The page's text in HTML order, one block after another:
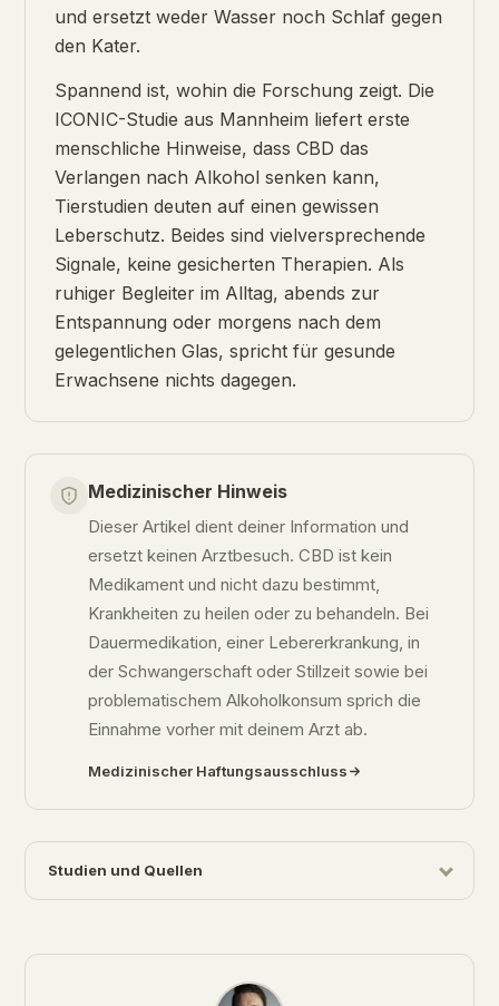
und ersetzt weder Wasser noch Schlaf gegen
den Kater.
Spannend ist, wohin die Forschung zeigt. Die
ICONIC-Studie aus Mannheim liefert erste
menschliche Hinweise, dass CBD das
Verlangen nach Alkohol senken kann,
Tierstudien deuten auf einen gewissen
Leberschutz. Beides sind vielversprechende
Signale, keine gesicherten Therapien. Als
ruhiger Begleiter im Alltag, abends zur
Entspannung oder morgens nach dem
gelegentlichen Glas, spricht für gesunde
Erwachsene nichts dagegen.
Medizinischer Hinweis
Dieser Artikel dient deiner Information und
ersetzt keinen Arztbesuch. CBD ist kein
Medikament und nicht dazu bestimmt,
Krankheiten zu heilen oder zu behandeln. Bei
Dauermedikation, einer Lebererkrankung, in
der Schwangerschaft oder Stillzeit sowie bei
problematischem Alkoholkonsum sprich die
Einnahme vorher mit deinem Arzt ab.
Medizinischer Haftungsausschluss
Studien und Quellen